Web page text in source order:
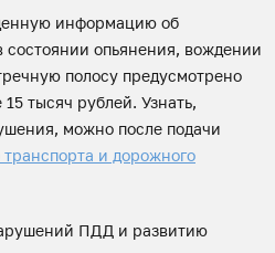
информацию об
опьянения, вождении
полосу предусмотрено
тысяч рублей. Узнать,
можно после подачи
и дорожного
ПДД и развитию